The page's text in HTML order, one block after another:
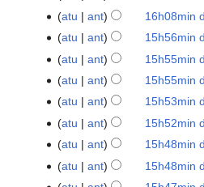
o
ç
ã
o
e
d
ç
ã
o
o
d
e
e
d
ç
ã
o
u
o
d
e
e
d
ç
ã
s
u
o
d
e
e
d
ç
e
s
u
o
d
e
e
d
m
r
e
s
u
o
d
e
e
d
janeiro
2024
m
r
e
s
u
o
d
e
de
janeiro
2024
S
m
r
e
s
u
o
d
atu
ant 16h08min
S
m
r
e
s
u
o
atu
ant 15h56min
S
m
r
e
s
u
atu
ant 15h55min
S
m
r
e
s
u
atu
ant 15h55min
S
m
r
e
atu
ant 15h53min
S
m
r
atu
ant 15h52min
S
m
atu
ant 15h48min
Satu
ant 15h48min
S